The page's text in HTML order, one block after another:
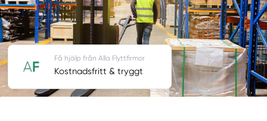
Få hjälp från Alla Flyttfirmor
Kostnadsfritt & tryggt